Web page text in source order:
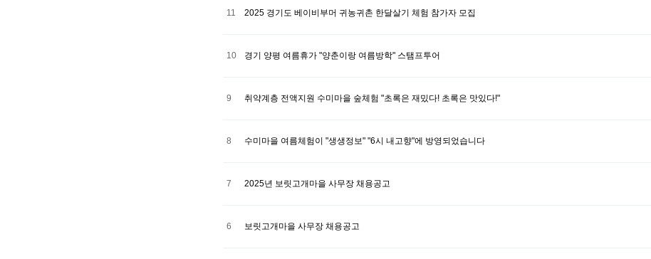
11 2025 경기도 베이비부머 귀농귀촌 한달살기 체험 참가자 모집
10 경기 양평 여름휴가 "양춘이랑 여름방학" 스탬프투어
9 취약계층 전액지원 수미마을 숲체험 "초록은 재밌다! 초록은 맛있다!"
8 수미마을 여름체험이 "생생정보" "6시 내고향"에 방영되었습니다
7 2025년 보릿고개마을 사무장 채용공고
6 보릿고개마을 사무장 채용공고